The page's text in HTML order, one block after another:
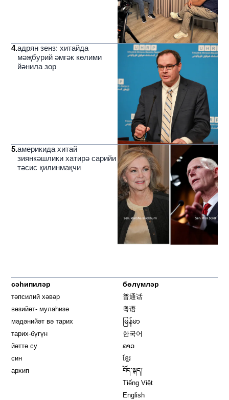
4.адрян зенз: хитайда
мәҗбурий әмгәк көлими
йәнила зор
5.америкида хитай
зиянкәшлики хатирә сарийи
тәсис қилинмақчи
сәһипиләр
тәпсилий хәвәр
вәзийәт- мулаһизә
мәдәнийәт вә тарих
тарих-бүгүн
йәттә су
син
архип
бөлүмләр
普通话
粤语
မြန်မာ
한국어
ລາວ
ខ្មែរ
བོད་སྐད།
Tiếng Việt
English